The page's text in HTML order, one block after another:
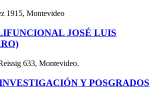
1915, Montevideo
JOSÉ LUIS
633, Montevideo.
Y POSGRADOS